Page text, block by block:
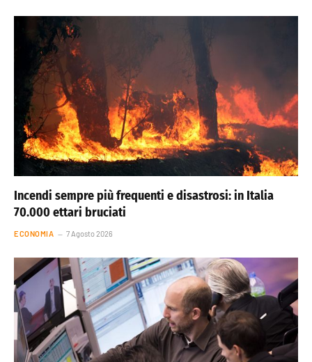
Incendi sempre più frequenti e disastrosi: in Italia
70.000 ettari bruciati
ECONOMIA 7 Agosto 2026